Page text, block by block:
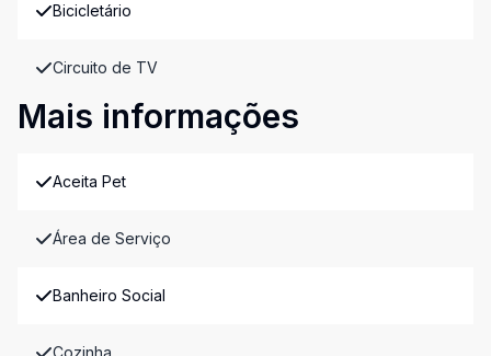
Bicicletário
Circuito de TV
Mais informações
Aceita Pet
Área de Serviço
Banheiro Social
Cozinha